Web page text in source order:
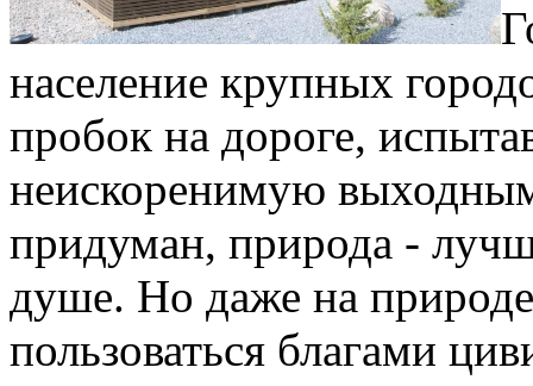
население крупных
пробок на дороге,
неискоренимую
придуман, природа -
душе. Но даже на
пользоваться благами